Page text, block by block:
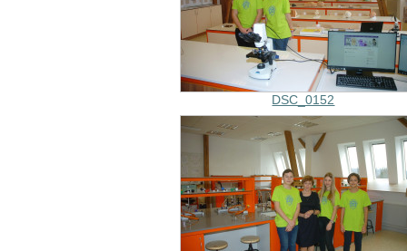
DSC_0152